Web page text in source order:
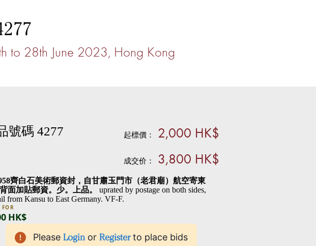
to 28th June 2023, Hong Kong
號碼 4277 起標價： 2,000 HK$
成交价： 3,800 HK$
齊白石美術郵資封，自甘肅玉門市（老君廟）航空寄東
面加貼郵資。少。上品。
uprated by postage on both sides,
from Kansu to East Germany. VF-F.
HK$
Please Login or Register to place bids